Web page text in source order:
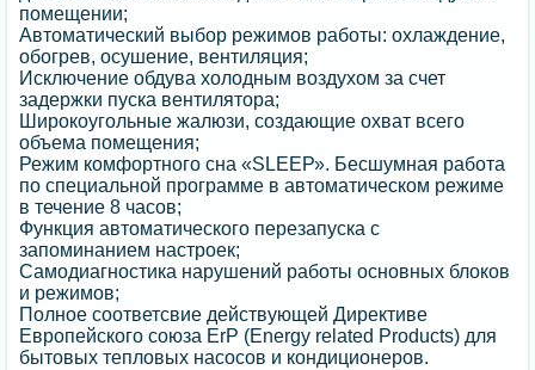
помещении;
Автоматический выбор режимов работы: охлаждение,
обогрев, осушение, вентиляция;
Исключение обдува холодным воздухом за счет
задержки пуска вентилятора;
Широкоугольные жалюзи, создающие охват всего
объема помещения;
Режим комфортного сна «SLЕЕР». Бесшумная работа
по специальной программе в автоматическом режиме
в течение 8 часов;
Функция автоматического перезапуска с
запоминанием настроек;
Самодиагностика нарушений работы основных блоков
и режимов;
Полное соответсвие действующей Директиве
Европейского союза ErP (Energy related Products) для
бытовых тепловых насосов и кондиционеров.